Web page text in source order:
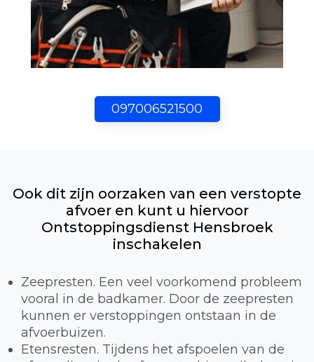
097006521500
Ook dit zijn oorzaken van een verstopte
afvoer en kunt u hiervoor
Ontstoppingsdienst Hensbroek
inschakelen
Zeepresten. Een veel voorkomend probleem
vooral in de badkamer. Door de zeepresten
kunnen er verstoppingen ontstaan in de
afvoerbuizen.
Etensresten. Tijdens het afspoelen van de